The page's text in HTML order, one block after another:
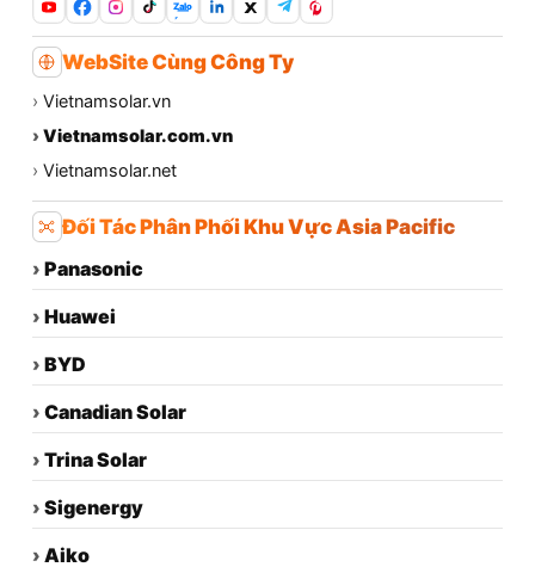
Zalo
WebSite Cùng Công Ty
› Vietnamsolar.vn
› Vietnamsolar.com.vn
› Vietnamsolar.net
Đối Tác Phân Phối Khu Vực Asia Pacific
› Panasonic
› Huawei
› BYD
› Canadian Solar
› Trina Solar
› Sigenergy
› Aiko